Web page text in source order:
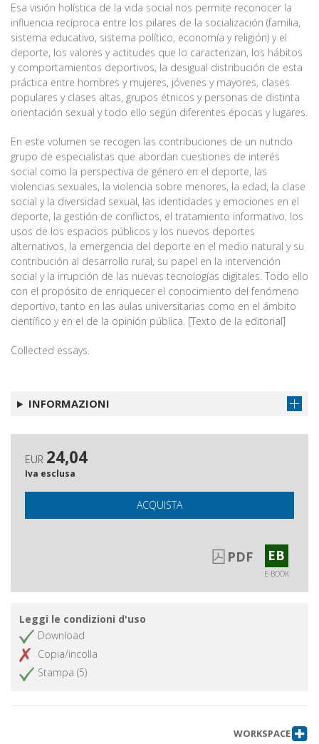
Esa visión holística de la vida social nos permite reconocer la
influencia recíproca entre los pilares de la socialización (familia,
sistema educativo, sistema político, economía y religión) y el
deporte, los valores y actitudes que lo caracterizan, los hábitos
y comportamientos deportivos, la desigual distribución de esta
práctica entre hombres y mujeres, jóvenes y mayores, clases
populares y clases altas, grupos étnicos y personas de distinta
orientación sexual y todo ello según diferentes épocas y lugares.
En este volumen se recogen las contribuciones de un nutrido
grupo de especialistas que abordan cuestiones de interés
social como la perspectiva de género en el deporte, las
violencias sexuales, la violencia sobre menores, la edad, la clase
social y la diversidad sexual, las identidades y emociones en el
deporte, la gestión de conflictos, el tratamiento informativo, los
usos de los espacios públicos y los nuevos deportes
alternativos, la emergencia del deporte en el medio natural y su
contribución al desarrollo rural, su papel en la intervención
social y la irrupción de las nuevas tecnologías digitales. Todo ello
con el propósito de enriquecer el conocimiento del fenómeno
deportivo, tanto en las aulas universitarias como en el ámbito
científico y en el de la opinión pública. [Texto de la editorial]
Collected essays.
INFORMAZIONI
EUR 24,04
Iva esclusa
ACQUISTA
PDF EB
E-BOOK
Leggi le condizioni d'uso
Download
Copia/incolla
Stampa (5)
WORKSPACE